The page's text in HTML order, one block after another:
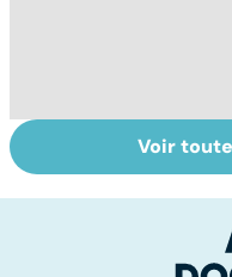
Comment
maîtriser le
Voir